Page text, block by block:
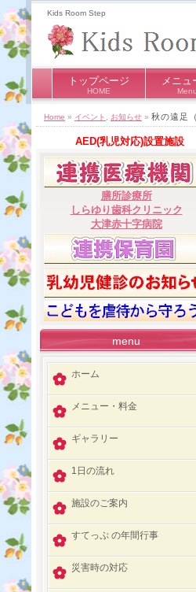
Kids Room Step
トップページ
HOME
メニュ
Home » イベント お知らせ » 秋の遠足
AED(乳児対応)設置施設
膳所診療所
しらゆり歯科クリニック
大津赤十字病院
menu
ホーム
メニュー・料金
ギャラリー
1日の流れ
施設のご案内
すてっぷ の年間行事
災害時の対応